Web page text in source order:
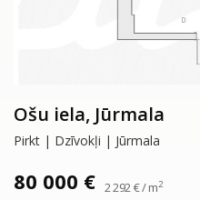
Ošu iela, Jūrmala
Pirkt | Dzīvokļi | Jūrmala
80 000 € 2 292 € / m2